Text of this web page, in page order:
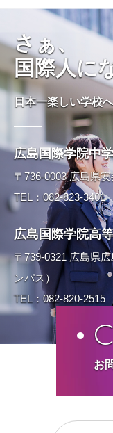
さぁ、
国際人に
日本一楽しい学校
広島国際学院中
〒736-0003 広島県
TEL：082-823-3401
広島国際学院高
〒739-0321 広島県
ンパス）
TEL：082-820-2515
お